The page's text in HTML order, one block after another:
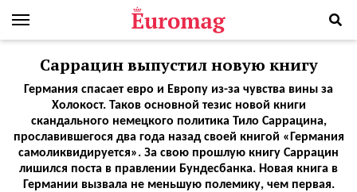
Саррацин выпустил новую книгу
Германия спасает евро и Европу из-за чувства вины за
Холокост. Таков основной тезис новой книги
скандального немецкого политика Тило Саррацина,
прославившегося два года назад своей книгой «Германия
самоликвидируется». За свою прошлую книгу Саррацин
лишился поста в правлении Бундесбанка. Новая книга в
Германии вызвала не меньшую полемику, чем первая.